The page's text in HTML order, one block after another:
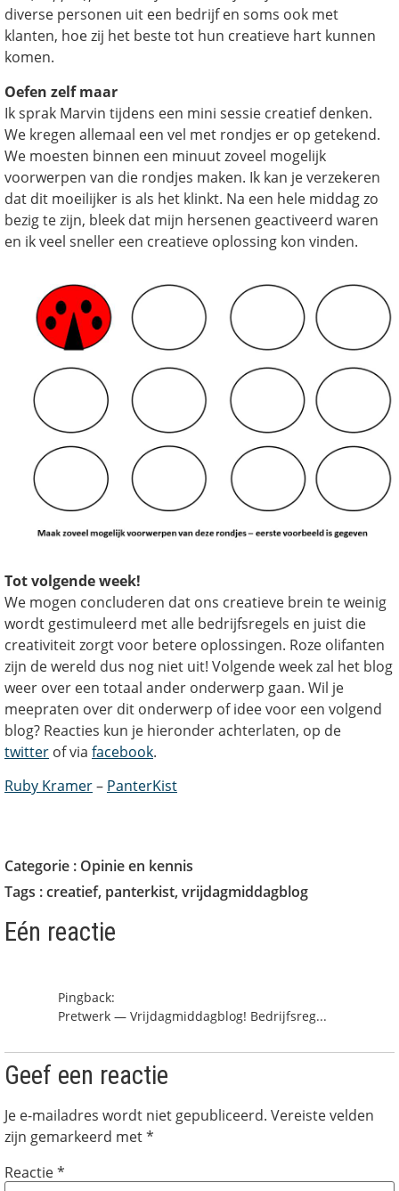
diverse personen uit een bedrijf en soms ook met
klanten, hoe zij het beste tot hun creatieve hart kunnen
komen.
Oefen zelf maar
Ik sprak Marvin tijdens een mini sessie creatief denken.
We kregen allemaal een vel met rondjes er op getekend.
We moesten binnen een minuut zoveel mogelijk
voorwerpen van die rondjes maken. Ik kan je verzekeren
dat dit moeilijker is als het klinkt. Na een hele middag zo
bezig te zijn, bleek dat mijn hersenen geactiveerd waren
en ik veel sneller een creatieve oplossing kon vinden.
Tot volgende week!
We mogen concluderen dat ons creatieve brein te weinig
wordt gestimuleerd met alle bedrijfsregels en juist die
creativiteit zorgt voor betere oplossingen. Roze olifanten
zijn de wereld dus nog niet uit! Volgende week zal het blog
weer over een totaal ander onderwerp gaan. Wil je
meepraten over dit onderwerp of idee voor een volgend
blog? Reacties kun je hieronder achterlaten, op de
twitter of via facebook.
Ruby Kramer– PanterKist
Categorie : Opinie en kennis
Tags :creatief, panterkist, vrijdagmiddagblog
Eén reactie
Pingback:
Pretwerk — Vrijdagmiddagblog! Bedrijfsreg...
Geef een reactie
Je e-mailadres wordt niet gepubliceerd. Vereiste velden
zijn gemarkeerd met*
Reactie*